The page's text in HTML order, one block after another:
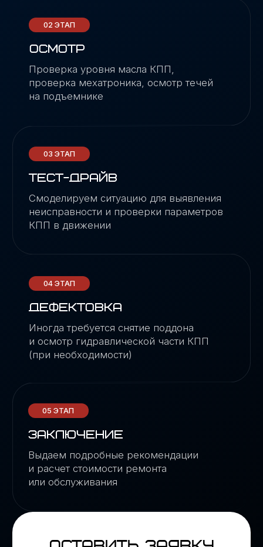
ВОПРОС-ОТВЕТ
О НАШЕМ СЕРВИСЕ
КОНТАКТЫ И МЕСТОПОЛОЖЕНИЕ
Москва, ул.Наташи Ковшовой,